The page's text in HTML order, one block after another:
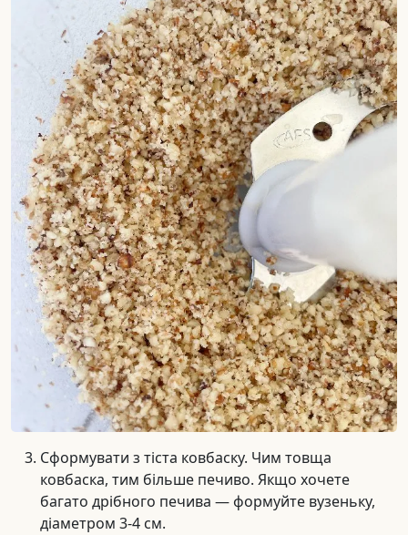
Сформувати з тіста ковбаску. Чим товща
ковбаска, тим більше печиво. Якщо хочете
багато дрібного печива — формуйте вузеньку,
діаметром 3-4 см.